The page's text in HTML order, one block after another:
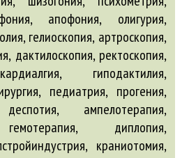
апофония, олигурия,
гелиоскопия, артроскопия,
дактилоскопия, ректоскопия,
гиподактилия,
педиатрия, прогения,
ампелотерапия,
диплопия,
краниотомия,